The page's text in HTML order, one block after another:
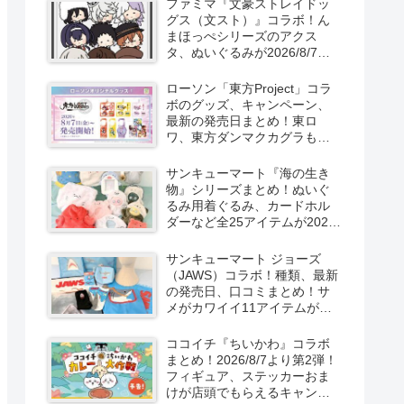
新発売！
ファミマ『文豪ストレイドッ
グス（文スト）』コラボ！ん
まほっぺシリーズのアクス
タ、ぬいぐるみが2026/8/7～
ローソン「東方Project」コラ
ボのグッズ、キャンペーン、
最新の発売日まとめ！東ロ
ワ、東方ダンマクカグラも！
LostWordのプラモ風アクキ
ー、カラビナ、クリアファイ
ルが2026/8/7より新発売！
サンキューマート『海の生き
物』シリーズまとめ！ぬいぐ
るみ用着ぐるみ、カードホル
ダーなど全25アイテムが2026
コミ！
サンキューマート ジョーズ
（JAWS）コラボ！種類、最新
の発売日、口コミまとめ！サ
メがカワイイ11アイテムが
ココイチ『ちいかわ』コラボ
まとめ！2026/8/7より第2弾！
フィギュア、ステッカーおま
けが店頭でもらえるキャンペ